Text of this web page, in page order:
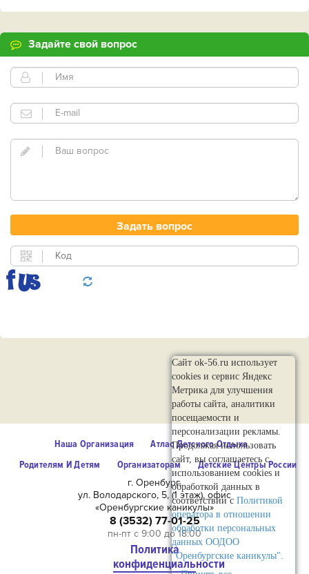
Задайте свой вопрос
Наша Организация
Атлас Детского Отдыха
Родителям И Детям
Организаторам
Детские Центры России
г. Оренбург,
ул. Володарского, 5, (1 этаж), офис
«Оренбургские каникулы»
8 (3532) 77-01-25
пн-пт с 9:00 до 18:00
Политика
конфиденциальности
Сайт ok-56.ru использует
cookies и сервис Яндекс
Метрика для улучшения
работы сайта, аналитики
посещаемости и
персонализации рекламы.
Продолжая использовать
сайт, вы соглашаетесь с
использованием cookies и
обработкой данных в
соответствии с Политикой
оператора в отношении
обработки персональных
данных ООДОО
"Оренбургские каникулы".